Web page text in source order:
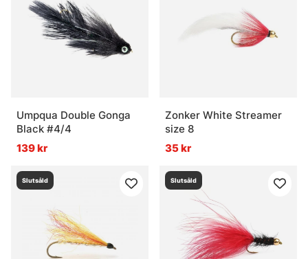
Umpqua Double Gonga
Black #4/4
139 kr
Zonker White Streamer
size 8
35 kr
Slutsåld Slutsåld